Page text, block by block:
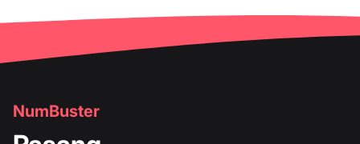
NumBuster